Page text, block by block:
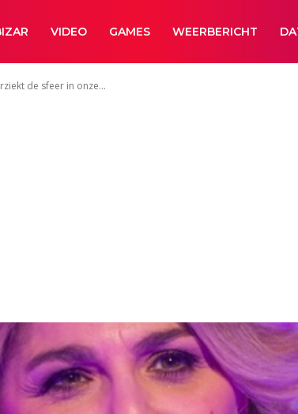
VIDEO GAMES WEERBERICHT
de sfeer in onze...